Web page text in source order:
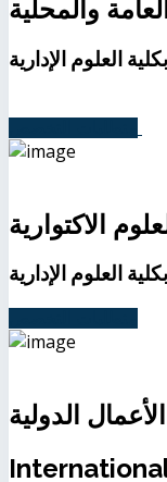
والمحلية
العلوم الإدارية
الاكتوارية
العلوم الإدارية
الدولية